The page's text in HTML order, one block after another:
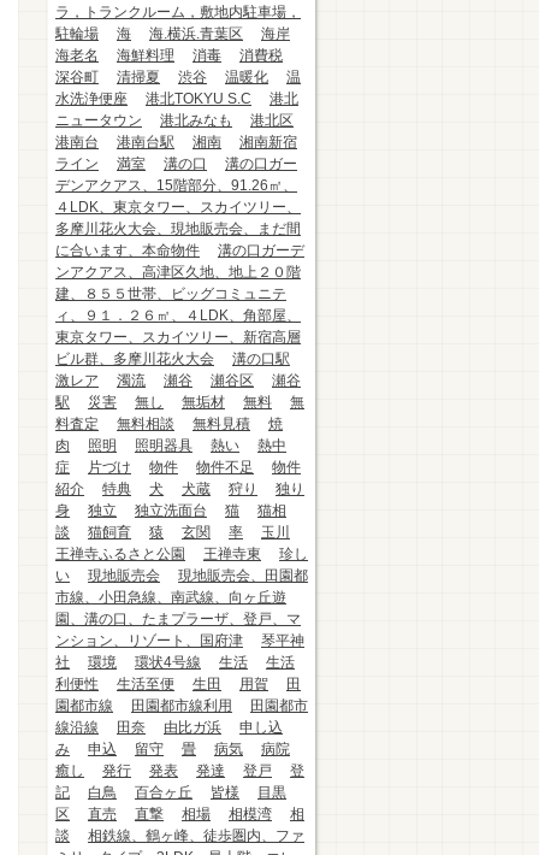
ラ，トランクルーム，敷地内駐車場，
駐輪場
海 海.横浜.青葉区
海岸
海老名
海鮮料理 消毒
消費税
深谷町
清掃夏 渋谷 温暖化
温
水洗浄便座
港北TOKYU S.C
港北
ニュータウン
港北みなも
港北区
港南台
港南台駅 湘南
湘南新宿
ライン
満室 溝の口
溝の口ガー
デンアクアス、15階部分、91.26㎡、
４LDK、東京タワー、スカイツリー、
多摩川花火大会、現地販売会、まだ間
に合います、本命物件
溝の口ガーデ
ンアクアス、高津区久地、地上２０階
建、８５５世帯、ビッグコミュニテ
ィ、９１．２６㎡、４LDK、角部屋、
東京タワー、スカイツリー、新宿高層
ビル群、多摩川花火大会
溝の口駅
激レア
濁流 瀬谷 瀬谷区
瀬谷
駅
災害 無し 無垢材 無料
無
料査定
無料相談 無料見積
焼
肉
照明 照明器具 熱い
熱中
症
片づけ 物件 物件不足
物件
紹介
特典 犬 犬蔵 狩り
独り
身
独立 独立洗面台 猫
猫相
談
猫飼育 猿 玄関 率
玉川
王禅寺ふるさと公園
王禅寺東
珍し
い
現地販売会
現地販売会、田園都
市線、小田急線、南武線、向ヶ丘遊
園、溝の口、たまプラーザ、登戸、マ
ンション、リゾート、国府津
琴平神
社
環境 環状4号線 生活
生活
利便性
生活至便 生田 用賀
田
園都市線
田園都市線利用
田園都市
線沿線
田奈 由比ガ浜
申し込
み
申込 留守 畳 病気
病院
癒し
発行 発表 発達 登戸
登
記
白鳥 百合ヶ丘 皆様
目黒
区
直売 直撃 相場 相模湾
相
談
相鉄線、鶴ヶ峰、徒歩圏内、ファ